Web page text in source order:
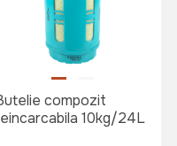
compozit
10kg/24L